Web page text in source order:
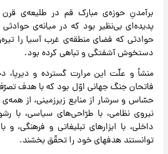
برآمدنِ حوزه‌ی مبارک قم در طلیعه‌ی
پدیده‌ای بی‌نظیر بود که در میانه‌ی
حوادثی که فضای منطقه‌ی غرب آسیا را
دستخوش آشفتگی و تباهی کرده بود.
منشأ و علّت این مرارت گسترده و دیرپا،
فاتحان جنگ جهانی اوّل بود که با هدف تصرّف
حسّاس و سرشار از منابع زیرزمینی، از همه‌ی
نیروی نظامی، با طرّاحی‌های سیاسی، با
داخلی، با ابزارهای تبلیغاتی و فرهنگی، و
توانستند هدفهای خود را تحقّق بخشند.